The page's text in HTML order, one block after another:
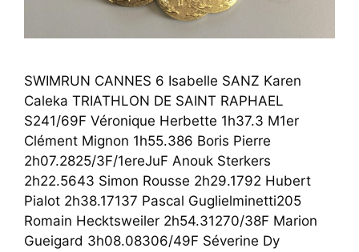
SWIMRUN CANNES 6 Isabelle SANZ Karen
Caleka TRIATHLON DE SAINT RAPHAEL
S241/69F Véronique Herbette 1h37.3 M1er
Clément Mignon 1h55.386 Boris Pierre
2h07.2825/3F/1ereJuF Anouk Sterkers
2h22.5643 Simon Rousse 2h29.1792 Hubert
Pialot 2h38.17137 Pascal Guglielminetti205
Romain Hecktsweiler 2h54.31270/38F Marion
Gueigard 3h08.08306/49F Séverine Dy